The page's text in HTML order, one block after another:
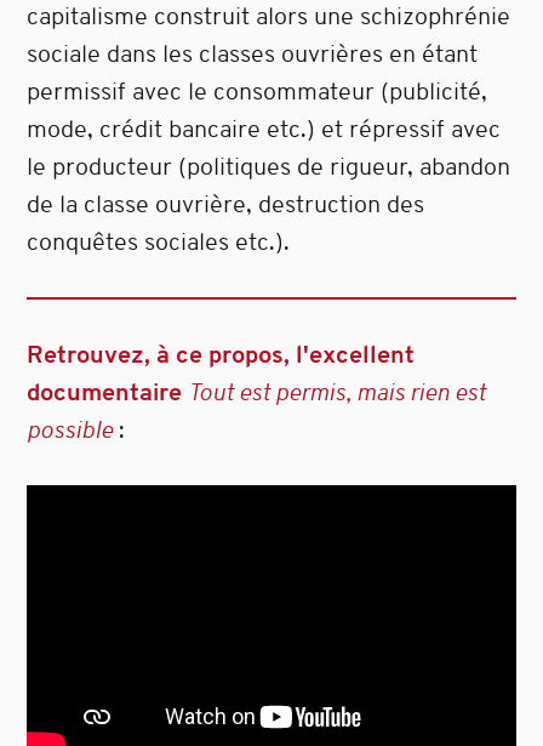
capitalisme construit alors une schizophrénie
sociale dans les classes ouvrières en étant
permissif avec le consommateur (publicité,
mode, crédit bancaire etc.) et répressif avec
le producteur (politiques de rigueur, abandon
de la classe ouvrière, destruction des
conquêtes sociales etc.).
Retrouvez, à ce propos, l'excellent
documentaire Tout est permis, mais rien est
possible: